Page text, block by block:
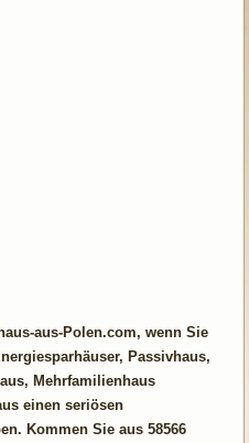
aus-Polen.com, wenn Sie
Passivhaus,
Mehrfamilienhaus
einen seriösen
Kommen Sie aus 58566